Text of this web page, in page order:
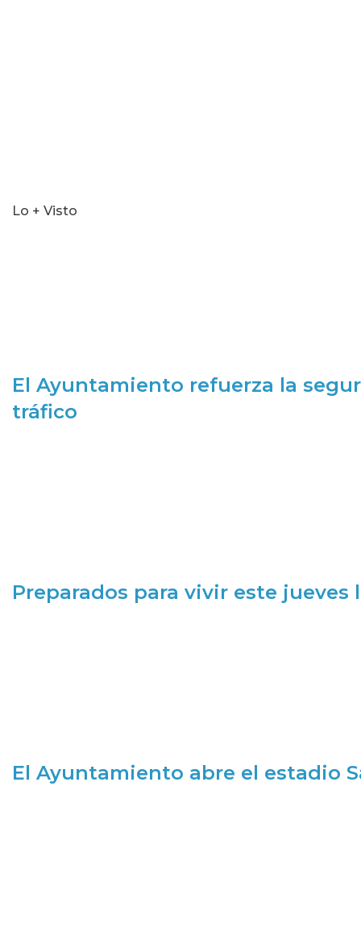
Lo + Visto
El Ayuntamiento refuerza la
tráfico
Preparados para vivir este jueves
El Ayuntamiento abre el estadio